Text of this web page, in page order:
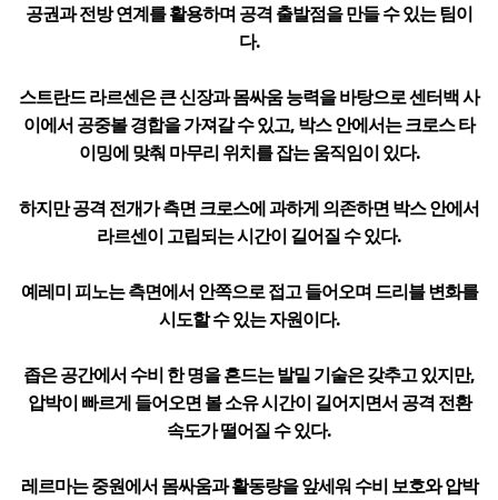
공권과 전방 연계를 활용하며 공격 출발점을 만들 수 있는 팀이
다.
스트란드 라르센은 큰 신장과 몸싸움 능력을 바탕으로 센터백 사
이에서 공중볼 경합을 가져갈 수 있고, 박스 안에서는 크로스 타
이밍에 맞춰 마무리 위치를 잡는 움직임이 있다.
하지만 공격 전개가 측면 크로스에 과하게 의존하면 박스 안에서
라르센이 고립되는 시간이 길어질 수 있다.
예레미 피노는 측면에서 안쪽으로 접고 들어오며 드리블 변화를
시도할 수 있는 자원이다.
좁은 공간에서 수비 한 명을 흔드는 발밑 기술은 갖추고 있지만,
압박이 빠르게 들어오면 볼 소유 시간이 길어지면서 공격 전환
속도가 떨어질 수 있다.
레르마는 중원에서 몸싸움과 활동량을 앞세워 수비 보호와 압박